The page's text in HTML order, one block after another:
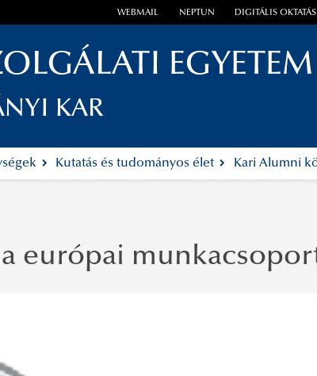
WEBMAIL NEPTUN DIGITÁLIS OKTATÁS
EGYETEM
KAR
Kutatás és tudományos élet Kari Alumni
európai